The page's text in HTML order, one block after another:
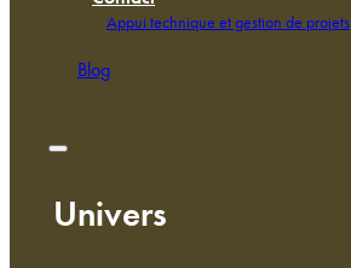
Appui technique et gestion de projets
Blog
Univers